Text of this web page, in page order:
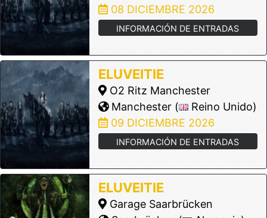
08 DICIEMBRE 2026
INFORMACIÓN DE ENTRADAS
ELUVEITIE
O2 Ritz Manchester
Manchester (
Reino Unido)
09 DICIEMBRE 2026
INFORMACIÓN DE ENTRADAS
ELUVEITIE
Garage Saarbrücken